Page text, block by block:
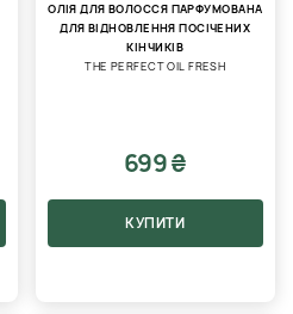
ОЛІЯ ДЛЯ ВОЛОССЯ ПАРФУМОВАНА
ДЛЯ ВІДНОВЛЕННЯ ПОСІЧЕНИХ
КІНЧИКІВ
THE PERFECT OIL FRESH
699 ₴
КУПИТИ